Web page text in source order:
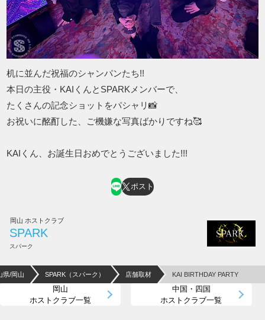
机に並んだ祝福のシャンパンたち!!
本日の主役・KAIくんとSPARKメンバーで、
たくさんの記念ショットをパシャリ📸
お祝いに酩酊した、ご機嫌な写真ばかりですね🥰
KAIくん、お誕生日おめでとうございました!!!
ポスト
岡山 ホストクラブ
SPARK
スパーク
県/岡山 SPARK（スパーク） 店舗取材 KAI BIRTHDAY PARTY
岡山
ホストクラブ一覧
中国・四国
ホストクラブ一覧